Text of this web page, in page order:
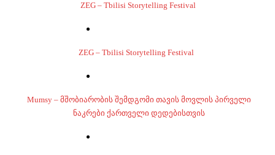
ZEG – Tbilisi Storytelling Festival
ZEG – Tbilisi Storytelling Festival
Mumsy – მშობიარობის შემდგომი თავის მოვლის პირველი
ნაკრები ქართველი დედებისთვის